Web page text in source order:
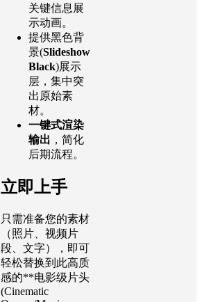
关键信息展
示动画。
提供黑色背
景(Slideshow
Black)展示
层，集中突
出原始素
材。
一键式渲染
输出 ，简化
后期流程。
立即上手
只需准备您的素材
（照片、视频片
段、文字），即可
轻松替换到此高质
感的**电影级片头
(Cinematic